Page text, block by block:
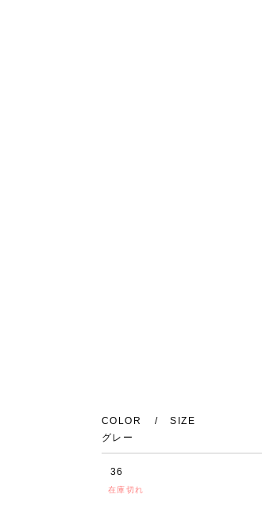
COLOR
SIZE
グレー
36
在庫切れ